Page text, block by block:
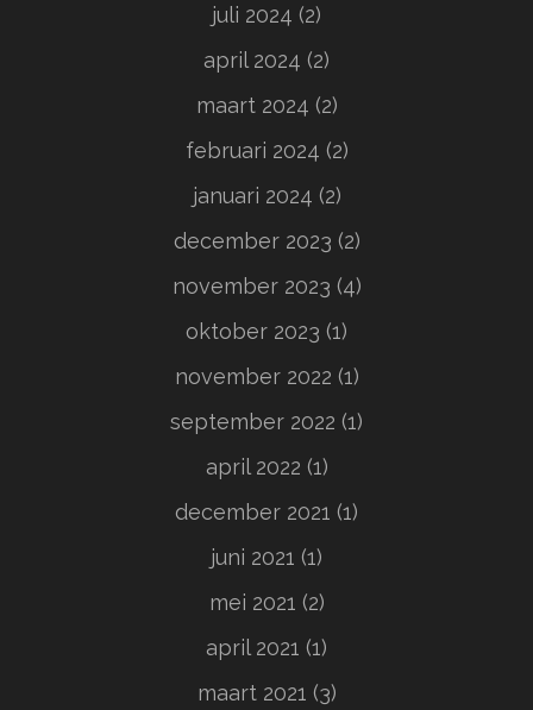
juli 2024 (2)
april 2024 (2)
maart 2024 (2)
februari 2024 (2)
januari 2024 (2)
december 2023 (2)
november 2023 (4)
oktober 2023 (1)
november 2022 (1)
september 2022 (1)
april 2022 (1)
december 2021 (1)
juni 2021 (1)
mei 2021 (2)
april 2021 (1)
maart 2021 (3)